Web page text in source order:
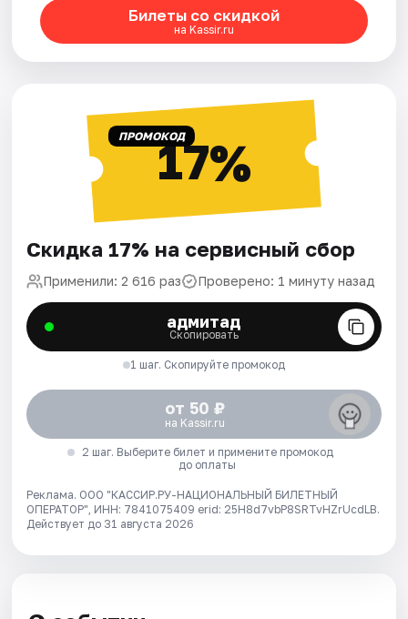
Билеты со скидкой
на Kassir.ru
ПРОМОКОД17%
Скидка 17% на сервисный сбор
Применили: 2 616 раз Проверено: 1 минуту назад
адмитад
Скопировать
1 шаг. Скопируйте промокод
от 50 ₽
на Kassir.ru
2 шаг. Выберите билет и примените промокод
до оплаты
Реклама. ООО "КАССИР.РУ-НАЦИОНАЛЬНЫЙ БИЛЕТНЫЙ
ОПЕРАТОР", ИНН: 7841075409 erid: 25H8d7vbP8SRTvHZrUcdLB.
Действует до 31 августа 2026